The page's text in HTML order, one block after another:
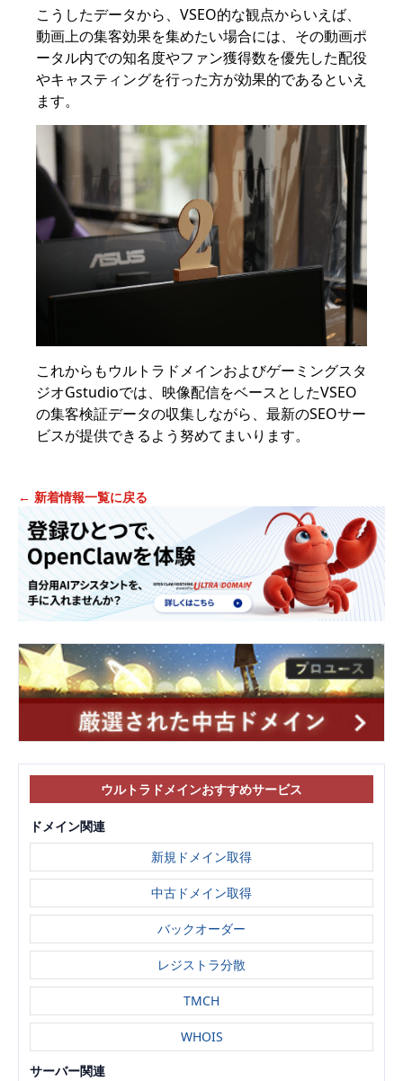
こうしたデータから、VSEO的な観点からいえば、
動画上の集客効果を集めたい場合には、その動画ポ
ータル内での知名度やファン獲得数を優先した配役
やキャスティングを行った方が効果的であるといえ
ます。
これからもウルトラドメインおよびゲーミングスタ
ジオGstudioでは、映像配信をベースとしたVSEO
の集客検証データの収集しながら、最新のSEOサー
ビスが提供できるよう努めてまいります。
← 新着情報一覧に戻る
ウルトラドメインおすすめサービス
ドメイン関連
新規ドメイン取得
中古ドメイン取得
バックオーダー
レジストラ分散
TMCH
WHOIS
サーバー関連